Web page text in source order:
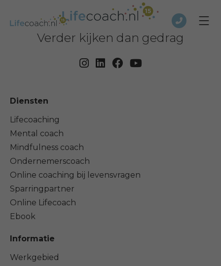
Verder kijken dan gedrag
Diensten
Lifecoaching
Mental coach
Mindfulness coach
Ondernemerscoach
Online coaching bij levensvragen
Sparringpartner
Online Lifecoach
Ebook
Informatie
Werkgebied